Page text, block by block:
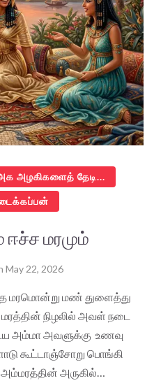
அழகிகளைத் தேடி...
மரமும்
May 22, 2026
மரமொன்று மண் துளைத்து
மரத்தின் நிழலில் அவள் நடை
அம்மா அவளுக்கு உணவு
கூட்டாஞ்சோறு பொங்கி
அம்மரத்தின் அருகில்…